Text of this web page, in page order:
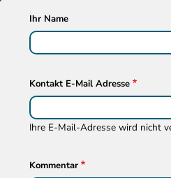
Ihr Name
Kontakt E-Mail Adresse
Ihre E-Mail-Adresse wird nicht
Kommentar